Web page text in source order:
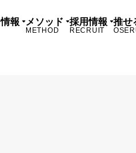
報 メソッド
METHOD
採用情報
RECRUIT
推せ